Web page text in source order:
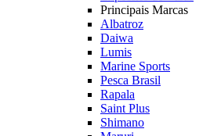
Principais Marcas
Albatroz
Daiwa
Lumis
Marine Sports
Pesca Brasil
Rapala
Saint Plus
Shimano